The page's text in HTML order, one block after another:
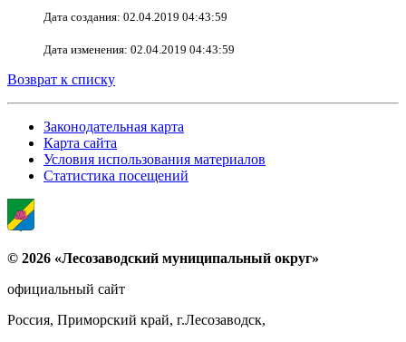
Дата создания: 02.04.2019 04:43:59
Дата изменения: 02.04.2019 04:43:59
Возврат к списку
Законодательная карта
Карта сайта
Условия использования материалов
Статистика посещений
© 2026 «Лесозаводский муниципальный округ»
официальный сайт
Россия, Приморский край, г.Лесозаводск,